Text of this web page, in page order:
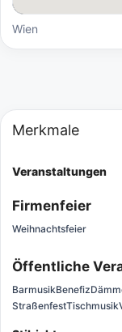
Wien
Merkmale
Veranstaltungen
Firmenfeier
Weihnachtsfeier
Öffentliche
BarmusikBenefiz
StraßenfestTischmusik